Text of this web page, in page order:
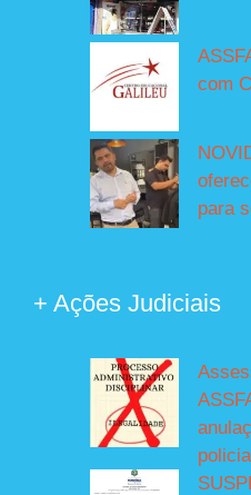
com
para
+ Ações Judiciais